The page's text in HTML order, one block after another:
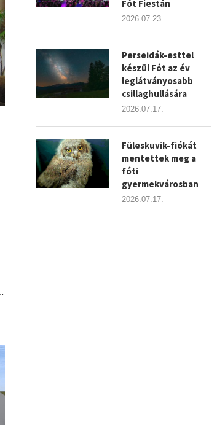
Fót Fiestán
2026.07.23.
Perseidák-esttel
készül Fót az év
leglátványosabb
csillaghullására
2026.07.17.
Füleskuvik-fiókát
mentettek meg a
fóti
gyermekvárosban
2026.07.17.